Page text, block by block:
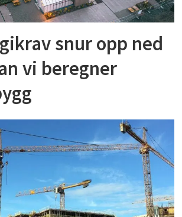
snur opp ned
vi beregner